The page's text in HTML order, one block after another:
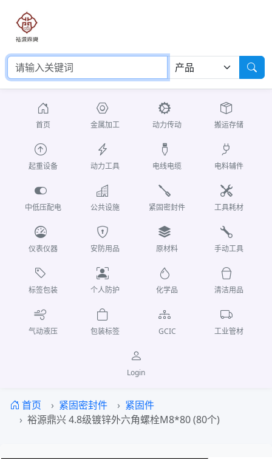
首页 金属加工 动力传动 搬运存储
起重设备 动力工具 电线电缆 电料辅件
中低压配电 公共设施 紧固密封件 工具耗材
仪表仪器 安防用品 原材料 手动工具
标签包装 个人防护 化学品 清洁用品
气动液压 包装标签 GCIC 工业管材
Login
首页 紧固密封件
紧固件
裕源鼎兴 4.8级镀锌外六角螺栓M8*80 (80个)